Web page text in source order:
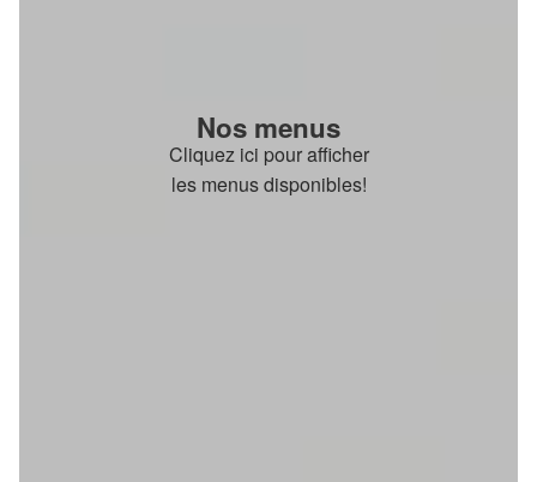
Nos menus
Cliquez ici pour afficher
les menus disponibles!